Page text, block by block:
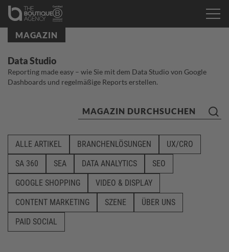
MAGAZIN
Data Studio
Reporting made easy – wie Sie mit dem Data Studio von Google
Dashboards und regelmäßige Reports erstellen.
ALLE ARTIKEL BRANCHENLÖSUNGEN
UX/CRO
SA 360
SEA DATA ANALYTICS
SEO
GOOGLE SHOPPING
VIDEO & DISPLAY
CONTENT MARKETING
SZENE
ÜBER UNS
PAID SOCIAL